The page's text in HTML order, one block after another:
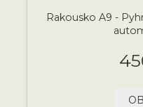
Rakousko A9 -